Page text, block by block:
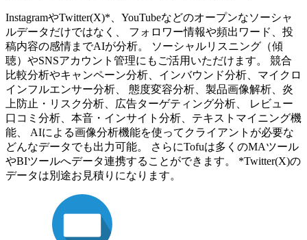
InstagramやTwitter(X)*、YouTubeなどのオープンなソーシャ
ルデータだけではなく、 フォロワー情報や頻出ワード、投
稿内容の感情までAIが分析。 ソーシャルリスニング（傾
聴）やSNSアカウント管理にもご活用いただけます。 競合
比較分析やキャンペーン分析、インバウンド分析、マイクロ
インフルエンサー分析、 態度変容分析、製品画像解析、炎
上防止・リスク分析、広告ターゲティング分析、 レビュー
口コミ分析、本音・インサイト分析、テキストマイニング機
能、 AIによる画像分析機能を使ってクライアントが必要な
どんなデータでも出力可能。 さらにTofuは多くのMAツール
やBIツールへデータ連携することができます。 *Twitter(X)の
データは別途お見積りになります。